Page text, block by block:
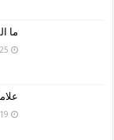
ما
25 سبتمبر، 2018
19 سبتمبر، 2018